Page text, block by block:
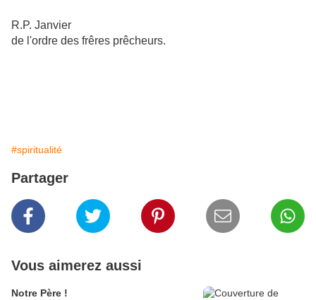
R.P. Janvier
de l'ordre des frêres prêcheurs.
#spiritualité
Partager
Vous aimerez aussi
Notre Père !